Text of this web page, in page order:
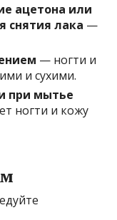
ацетона или
снятия лака —
— ногти и
и сухими.
при мытье
ногти и кожу